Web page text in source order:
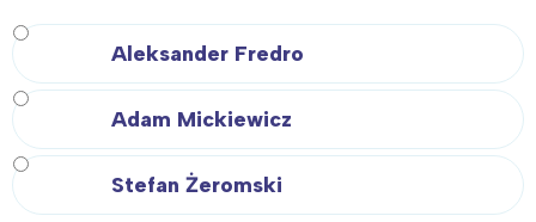
Aleksander Fredro
Adam Mickiewicz
Stefan Żeromski